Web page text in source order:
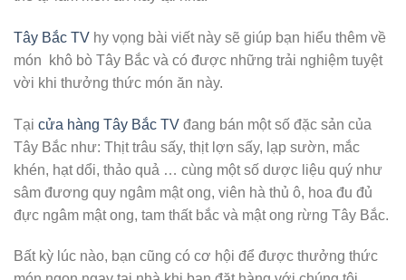
Tây Bắc TV hy vọng bài viết này sẽ giúp bạn hiểu thêm về
món khô bò Tây Bắc và có được những trải nghiệm tuyệt
vời khi thưởng thức món ăn này.
Tại cửa hàng Tây Bắc TV đang bán một số đặc sản của
Tây Bắc như: Thịt trâu sấy, thịt lợn sấy, lạp sườn, mắc
khén, hạt dổi, thảo quả … cùng một số dược liệu quý như
sâm đương quy ngâm mật ong, viên hà thủ ô, hoa đu đủ
đực ngâm mật ong, tam thất bắc và mật ong rừng Tây Bắc.
Bất kỳ lúc nào, bạn cũng có cơ hội để được thưởng thức